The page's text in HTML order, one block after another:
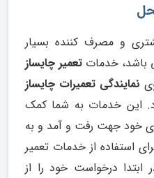
و مصرف کننده بسیار
باشد، خدمات تعمیر چایساز
نمایندگی تعمیرات چایساز
این خدمات به شما کمک
خود جهت رفت و آمد و به
استفاده از خدمات تعمیر
درخواست خود را از